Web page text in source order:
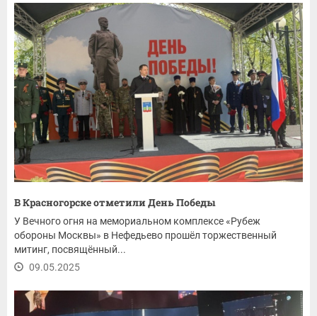
В Красногорске отметили День Победы
У Вечного огня на мемориальном комплексе «Рубеж
обороны Москвы» в Нефедьево прошёл торжественный
митинг, посвящённый...
09.05.2025